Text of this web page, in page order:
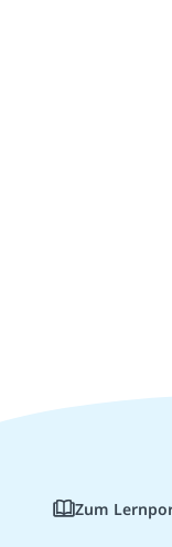
Zum